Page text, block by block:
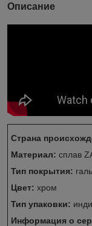
Описание
Страна
Материал: сплав
Тип покрытия:
Цвет: хром
Тип упаковки:
Информация о